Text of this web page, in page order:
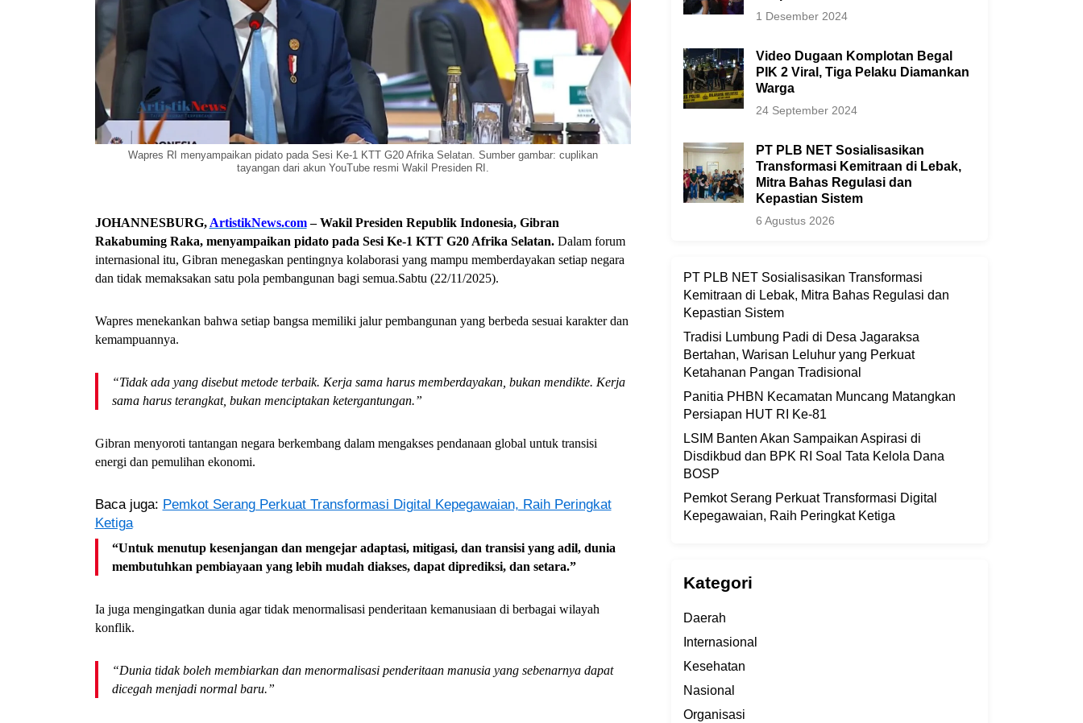
Wapres RI menyampaikan pidato pada Sesi Ke-1 KTT G20 Afrika Selatan. Sumber gambar: cuplikan
tayangan dari akun YouTube resmi Wakil Presiden RI.
JOHANNESBURG, ArtistikNews.com– Wakil Presiden Republik Indonesia, Gibran
Rakabuming Raka, menyampaikan pidato pada Sesi Ke-1 KTT G20 Afrika Selatan.Dalam forum
internasional itu, Gibran menegaskan pentingnya kolaborasi yang mampu memberdayakan setiap negara
dan tidak memaksakan satu pola pembangunan bagi semua.Sabtu (22/11/2025).
Wapres menekankan bahwa setiap bangsa memiliki jalur pembangunan yang berbeda sesuai karakter dan
kemampuannya.
“Tidak ada yang disebut metode terbaik. Kerja sama harus memberdayakan, bukan mendikte. Kerja
sama harus terangkat, bukan menciptakan ketergantungan.”
Gibran menyoroti tantangan negara berkembang dalam mengakses pendanaan global untuk transisi
energi dan pemulihan ekonomi.
Baca juga: Pemkot Serang Perkuat Transformasi Digital Kepegawaian, Raih Peringkat
Ketiga
“Untuk menutup kesenjangan dan mengejar adaptasi, mitigasi, dan transisi yang adil, dunia
membutuhkan pembiayaan yang lebih mudah diakses, dapat diprediksi, dan setara.”
Ia juga mengingatkan dunia agar tidak menormalisasi penderitaan kemanusiaan di berbagai wilayah
konflik.
“Dunia tidak boleh membiarkan dan menormalisasi penderitaan manusia yang sebenarnya dapat
dicegah menjadi normal baru.”
1 Desember 2024
Video Dugaan Komplotan Begal
PIK 2 Viral, Tiga Pelaku Diamankan
Warga
24 September 2024
PT PLB NET Sosialisasikan
Transformasi Kemitraan di Lebak,
Mitra Bahas Regulasi dan
Kepastian Sistem
6 Agustus 2026
PT PLB NET Sosialisasikan Transformasi
Kemitraan di Lebak, Mitra Bahas Regulasi dan
Kepastian Sistem
Tradisi Lumbung Padi di Desa Jagaraksa
Bertahan, Warisan Leluhur yang Perkuat
Ketahanan Pangan Tradisional
Panitia PHBN Kecamatan Muncang Matangkan
Persiapan HUT RI Ke-81
LSIM Banten Akan Sampaikan Aspirasi di
Disdikbud dan BPK RI Soal Tata Kelola Dana
BOSP
Pemkot Serang Perkuat Transformasi Digital
Kepegawaian, Raih Peringkat Ketiga
Kategori
Daerah
Internasional
Kesehatan
Nasional
Organisasi